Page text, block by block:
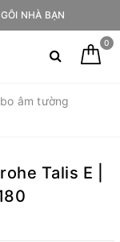
NHÀ BẠN
0
âm tường
Talis E |